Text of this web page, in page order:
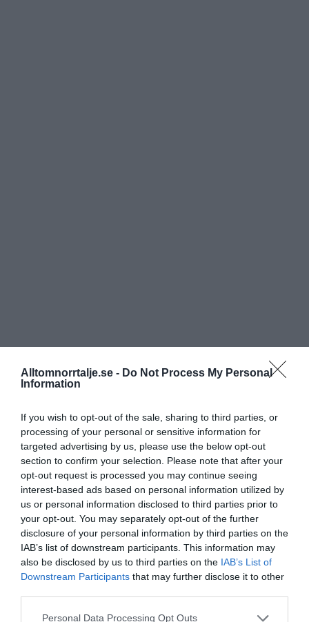
Alltomnorrtalje.se - Do Not Process My Personal
Information
If you wish to opt-out of the sale, sharing to third parties, or
processing of your personal or sensitive information for
targeted advertising by us, please use the below opt-out
section to confirm your selection. Please note that after your
opt-out request is processed you may continue seeing
interest-based ads based on personal information utilized by
us or personal information disclosed to third parties prior to
your opt-out. You may separately opt-out of the further
disclosure of your personal information by third parties on the
IAB’s list of downstream participants. This information may
also be disclosed by us to third parties on the IAB’s List of
Downstream Participants that may further disclose it to other
Personal Data Processing Opt Outs